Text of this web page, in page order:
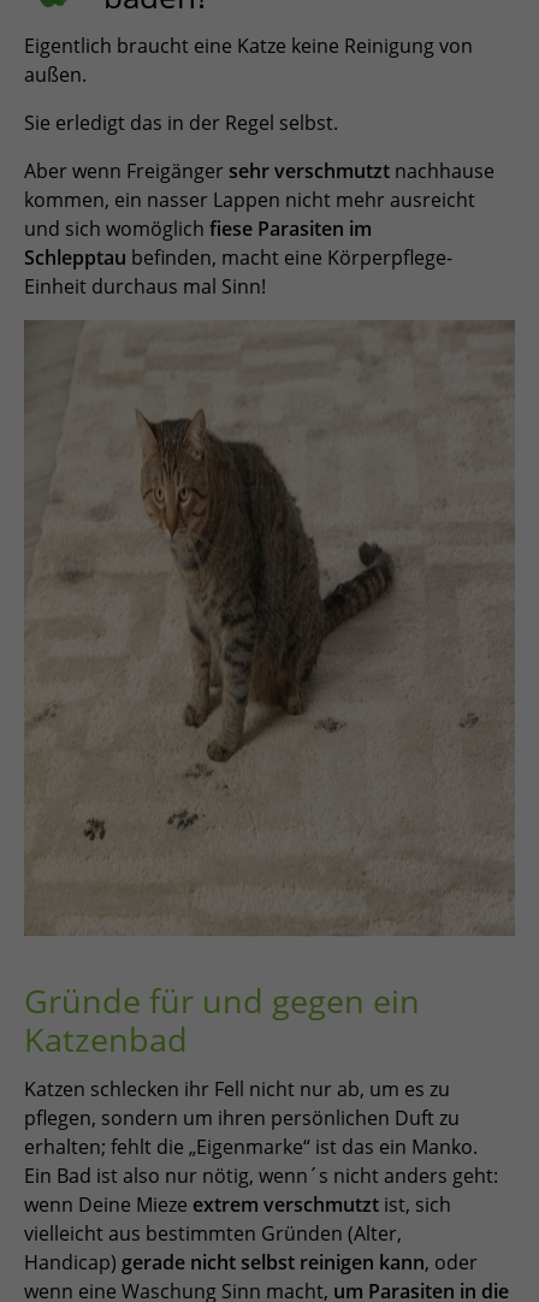
Eigentlich braucht eine Katze keine Reinigung von
außen.
Sie erledigt das in der Regel selbst.
Aber wenn Freigänger sehr verschmutzt nachhause
kommen, ein nasser Lappen nicht mehr ausreicht
und sich womöglich fiese Parasiten im
Schlepptau befinden, macht eine Körperpflege-
Einheit durchaus mal Sinn!
Gründe für und gegen ein
Katzenbad
Katzen schlecken ihr Fell nicht nur ab, um es zu
pflegen, sondern um ihren persönlichen Duft zu
erhalten; fehlt die „Eigenmarke“ ist das ein Manko.
Ein Bad ist also nur nötig, wenn´s nicht anders geht:
wenn Deine Mieze extrem verschmutzt ist, sich
vielleicht aus bestimmten Gründen (Alter,
Handicap) gerade nicht selbst reinigen kann, oder
wenn eine Waschung Sinn macht, um Parasiten in die